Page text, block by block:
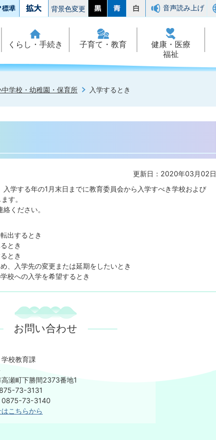
背景色変更 音声読み上げ
くらし・手続き 子育て・教育
健康・医療
福祉
中学校・幼稚園・保育所 入学するとき
更新日：2020年03月02日
学する年の1月末日までに教育委員会から入学すべき学校および
す。
ください。
出するとき
とき
とき
、入学先の変更または延期をしたいとき
校への入学を希望するとき
お問い合わせ
校教育課
瀬町下勝間2373番地1
73-3131
0875-73-3140
こちらから